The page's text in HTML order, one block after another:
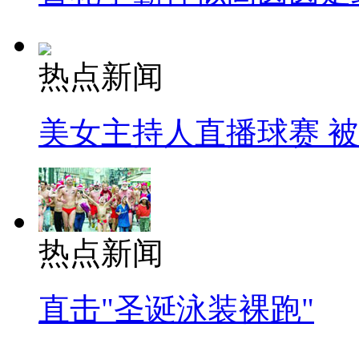
热点新闻
美女主持人直播球赛
热点新闻
直击"圣诞泳装裸跑"